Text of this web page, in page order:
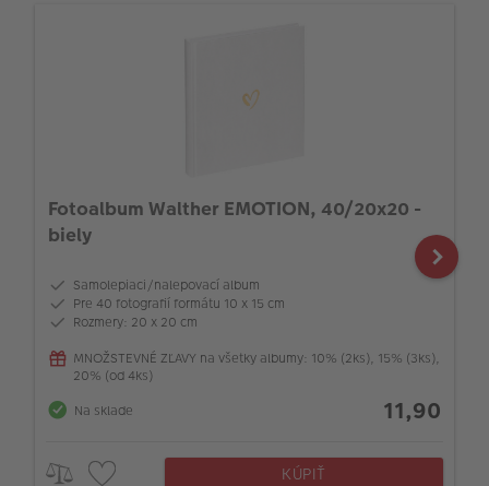
Fotoalbum Walther EMOTION, 40/20x20 -
biely
Samolepiaci/nalepovací album
Pre 40 fotografií formátu 10 x 15 cm
Rozmery: 20 x 20 cm
MNOŽSTEVNÉ ZĽAVY na všetky albumy: 10% (2ks), 15% (3ks),
20% (od 4ks)
Na sklade
11,90
KÚPIŤ